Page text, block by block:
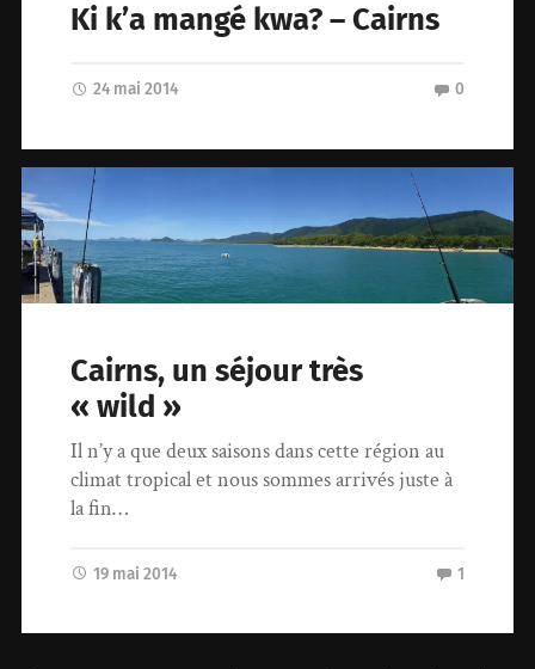
Ki k’a mangé kwa? – Cairns
24 mai 2014 0
Cairns, un séjour très
« wild »
Il n’y a que deux saisons dans cette région au
climat tropical et nous sommes arrivés juste à
la fin…
19 mai 2014 1